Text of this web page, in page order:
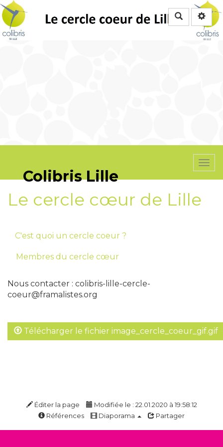
Rechercher
Colibris Lille
Le cercle cœur de Lille
C'est quoi un cercle coeur ?
Membres du cercle cœur
Nous contacter : colibris-lille-cercle-
coeur@framalistes.org
Télécharger le fichier image_cercle_coeur_gif.gif
Éditer la page
Modifiée le : 22.01.2020 à 19:58:12
Références
Diaporama Partager